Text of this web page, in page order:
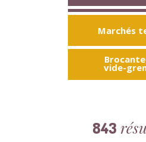
843
Marchés
vide-